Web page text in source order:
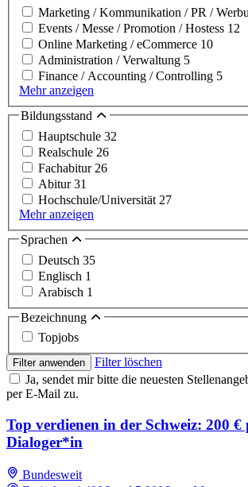
Marketing / Kommunikation / PR /
Events / Messe / Promotion / Hostess 12
Online Marketing / eCommerce 10
Administration / Verwaltung 5
Finance / Accounting / Controlling 5
Mehr anzeigen
Bildungsstand
Hauptschule 32
Realschule 26
Fachabitur 26
Abitur31
Hochschule/Universität 27
Mehr anzeigen
Sprachen
Deutsch 35
Englisch 1
Arabisch 1
Bezeichnung
Topjobs
Filter anwenden
Filter löschen
Ja, sendet mir bitte die neuesten
per E-Mail zu.
Top verdienen in der Schweiz: 200 €
Dialoger*in
Bundesweit